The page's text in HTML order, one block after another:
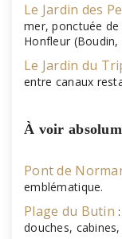
Le Jardin des
mer, ponctuée
Honfleur
Le Jardin du
entre canaux
À voir
Pont de
emblématique.
Plage du Butin
douches,